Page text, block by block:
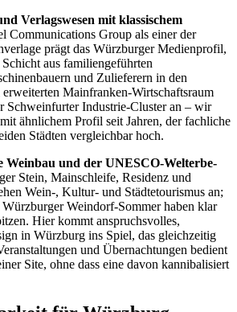
Verlagswesen mit klassischem
Communications Group als einer der
prägt das Würzburger Medienprofil,
aus familiengeführten
und Zulieferern in den
Mainfranken-Wirtschaftsraum
Schweinfurter Industrie-Cluster an – wir
ähnlichem Profil seit Jahren, der fachliche
Städten vergleichbar hoch.
Weinbau und der UNESCO-Welterbe-
Stein, Mainschleife, Residenz und
Wein-, Kultur- und Städtetourismus an;
Weindorf-Sommer haben klar
Hier kommt anspruchsvolles,
in Würzburg ins Spiel, das gleichzeitig
und Übernachtungen bedient
Site, ohne dass eine davon kannibalisiert